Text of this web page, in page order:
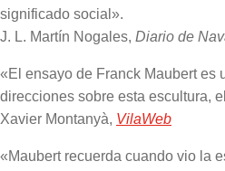
significado social».
J. L. Martín Nogales, Diario de
«El ensayo de Franck Maubert es
direcciones sobre esta escultura,
Xavier Montanyà, VilaWeb
«Maubert recuerda cuando vio la